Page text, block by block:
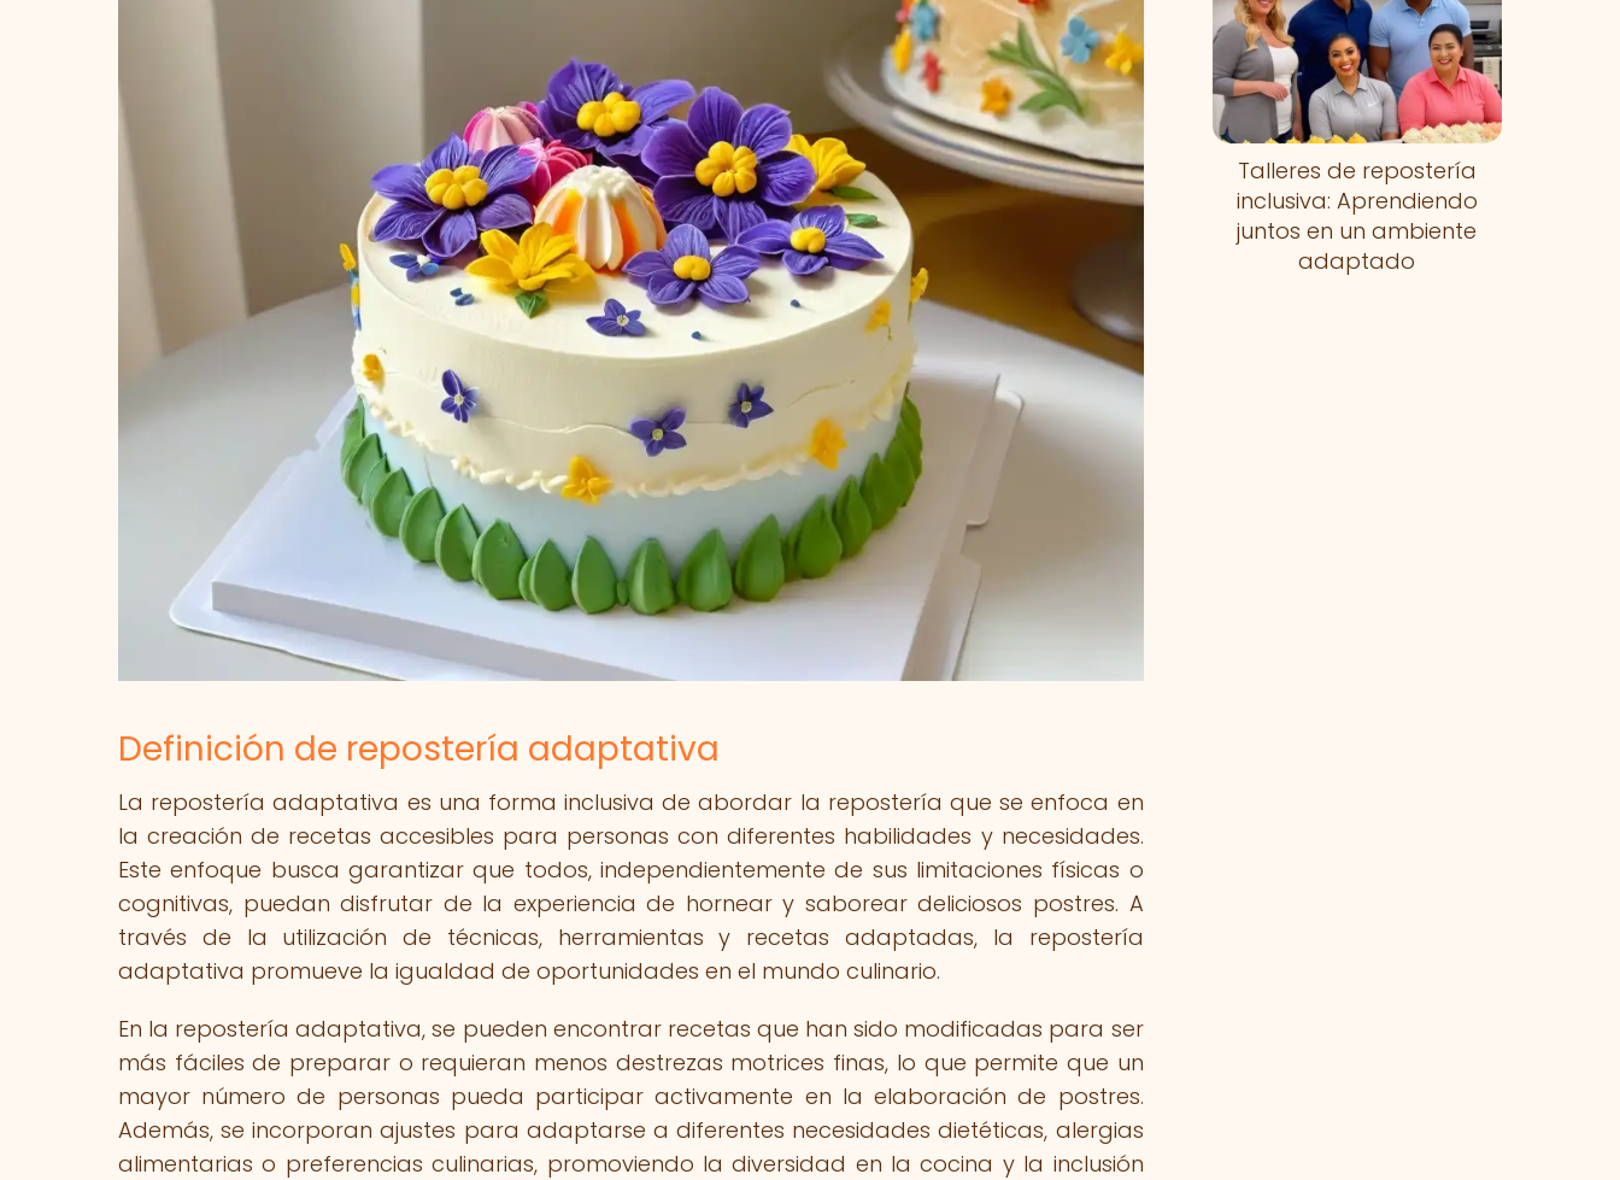
Definición de repostería adaptativa
La repostería adaptativa es una forma inclusiva de abordar la repostería que se enfoca en
la creación de recetas accesibles para personas con diferentes habilidades y necesidades.
Este enfoque busca garantizar que todos, independientemente de sus limitaciones físicas o
cognitivas, puedan disfrutar de la experiencia de hornear y saborear deliciosos postres. A
través de la utilización de técnicas, herramientas y recetas adaptadas, la repostería
adaptativa promueve la igualdad de oportunidades en el mundo culinario.
En la repostería adaptativa, se pueden encontrar recetas que han sido modificadas para ser
más fáciles de preparar o requieran menos destrezas motrices finas, lo que permite que un
mayor número de personas pueda participar activamente en la elaboración de postres.
Además, se incorporan ajustes para adaptarse a diferentes necesidades dietéticas, alergias
alimentarias o preferencias culinarias, promoviendo la diversidad en la cocina y la inclusión
Talleres de repostería
inclusiva: Aprendiendo
juntos en un ambiente
adaptado